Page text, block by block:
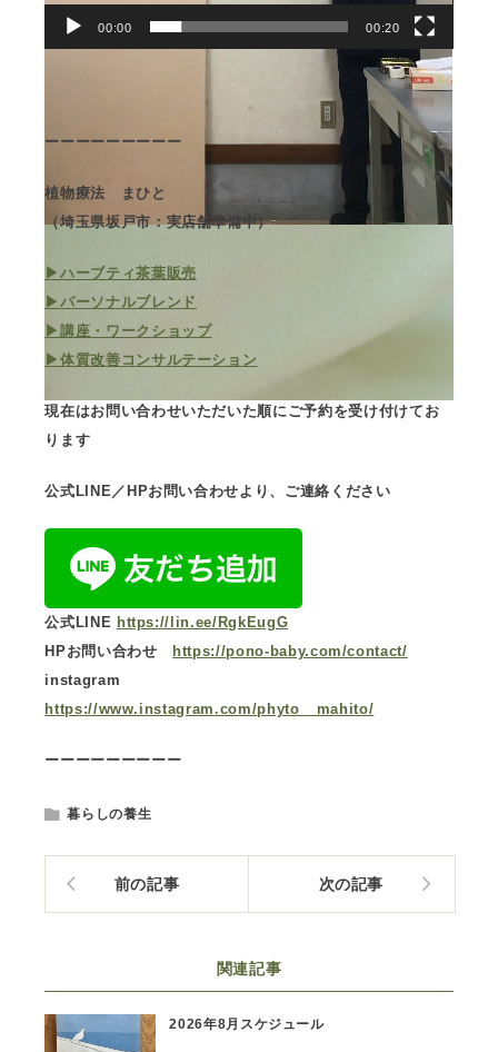
00:00 00:20
ーーーーーーーーー
植物療法 まひと
（埼玉県坂戸市：実店舗準備中）
▶︎ハーブティ茶葉販売
▶︎パーソナルブレンド
▶︎講座・ワークショップ
▶︎体質改善コンサルテーション
現在はお問い合わせいただいた順にご予約を受け付けてお
ります
公式LINE／HPお問い合わせより、ご連絡ください
公式LINE https://lin.ee/RgkEugG
HPお問い合わせ
https://pono-baby.com/contact/
instagram
https://www.instagram.com/phyto__mahito/
ーーーーーーーーー
暮らしの養生
前の記事 次の記事
関連記事
2026年8月スケジュール